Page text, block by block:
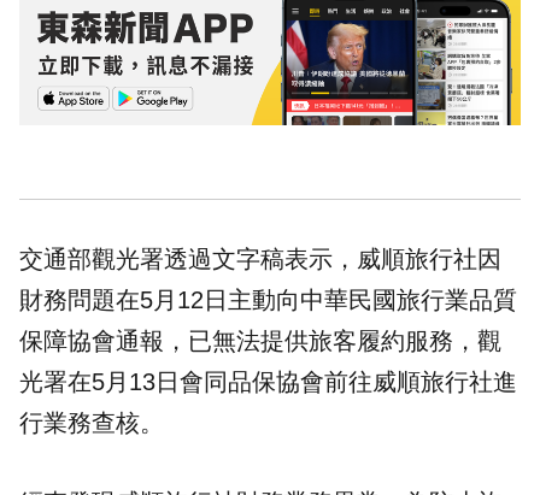
交通部觀光署透過文字稿表示，威順旅行社因
財務問題在5月12日主動向中華民國旅行業品質
保障協會通報，已無法提供旅客履約服務，觀
光署在5月13日會同品保協會前往威順旅行社進
行業務查核。